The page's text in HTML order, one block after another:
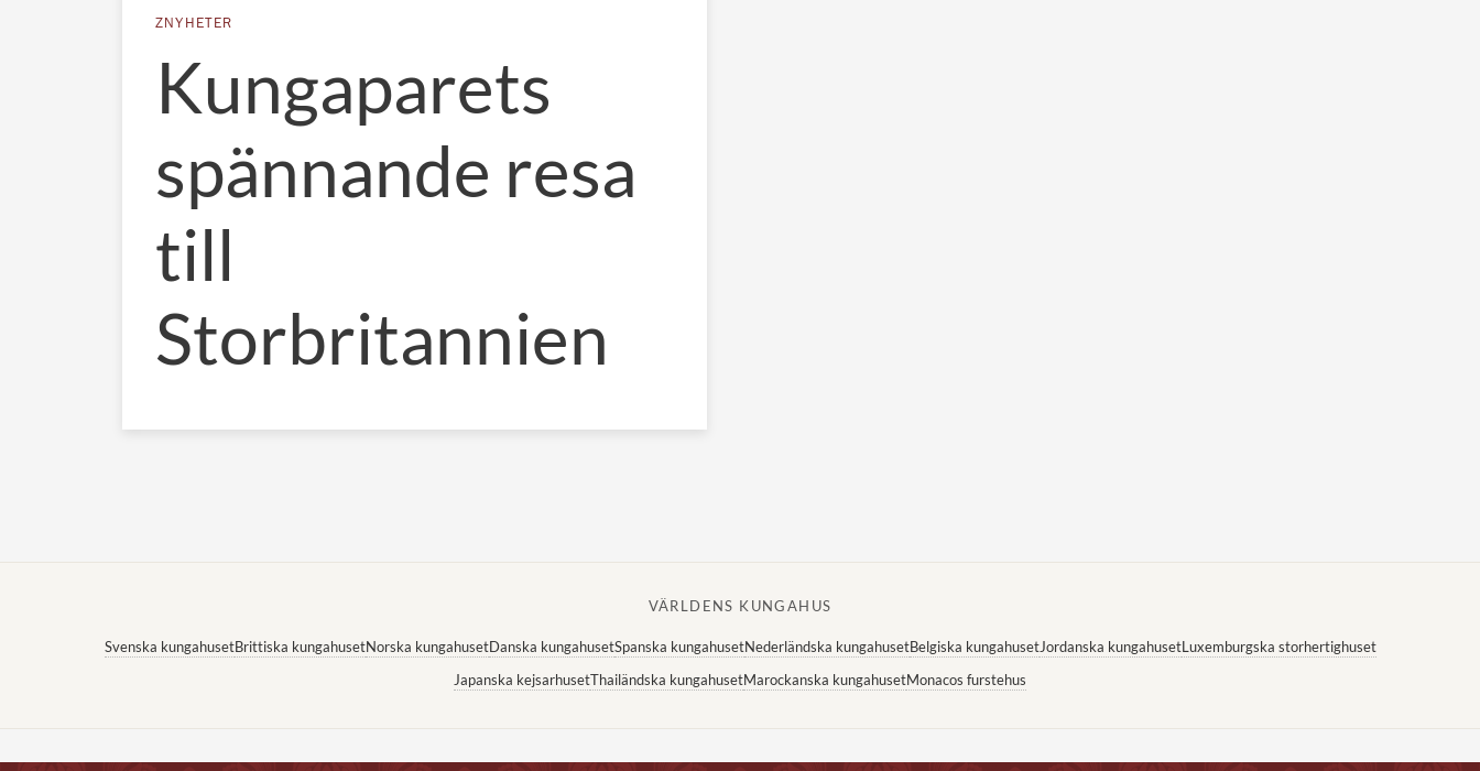
ZNYHETER
Kungaparets
spännande resa
till
Storbritannien
VÄRLDENS KUNGAHUS
Svenska kungahusetBrittiska kungahusetNorska kungahusetDanska kungahusetSpanska kungahusetNederländska kungahusetBelgiska kungahusetJordanska kungahusetLuxemburgska storhertighuset
Japanska kejsarhusetThailändska kungahusetMarockanska kungahusetMonacos furstehus